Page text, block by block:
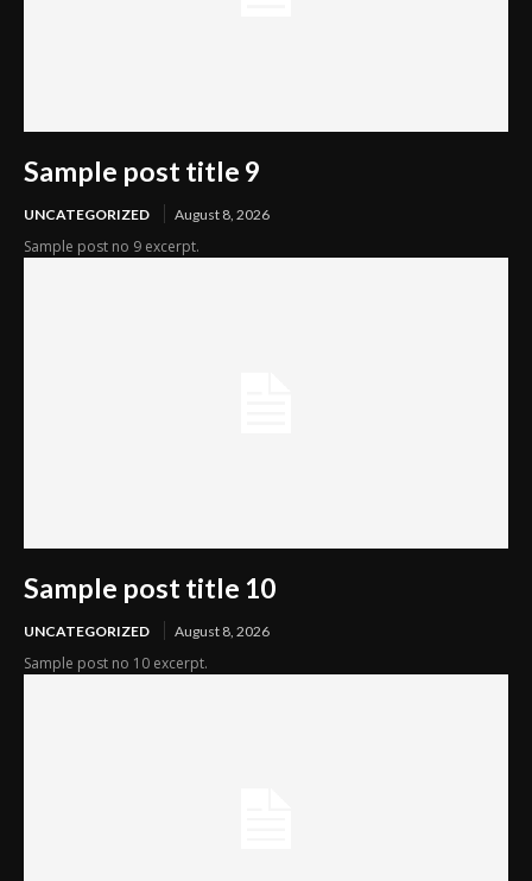
Sample post title 9
UNCATEGORIZED August 8, 2026
Sample post no 9 excerpt.
Sample post title 10
UNCATEGORIZED August 8, 2026
Sample post no 10 excerpt.